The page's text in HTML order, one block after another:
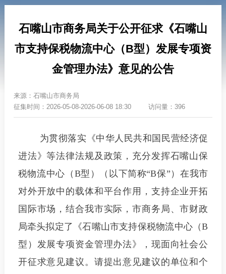
石嘴山市商务局关于公开征求《石嘴山
市支持保税物流中心（B型）发展专项资
金管理办法》意见的公告
来源： 石嘴山市商务局
征集时间： 2026-05-08-2026-06-08 18:30 访问量：396
为贯彻落实《中华人民共和国民营经济促
进法》等法律法规及政策，充分发挥石嘴山保
税物流中心（B型）（以下简称“B保”）在我市
对外开放中的载体和平台作用，支持企业开拓
国际市场，结合我市实际，市商务局、市财政
局牵头拟定了《石嘴山市支持保税物流中心（B
型）发展专项资金管理办法》，现面向社会公
开征求意见建议。请提出意见建议的单位和个